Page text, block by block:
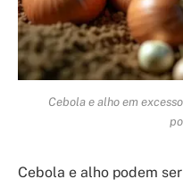
Cebola e alho em
Cebola e alho podem